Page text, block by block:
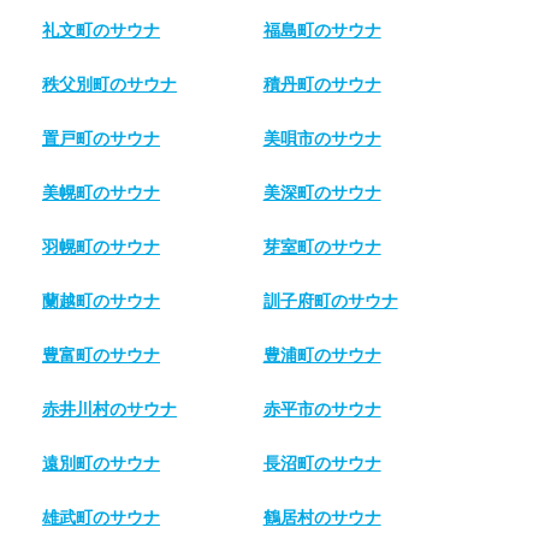
礼文町のサウナ 福島町のサウナ
秩父別町のサウナ 積丹町のサウナ
置戸町のサウナ 美唄市のサウナ
美幌町のサウナ 美深町のサウナ
羽幌町のサウナ 芽室町のサウナ
蘭越町のサウナ 訓子府町のサウナ
豊富町のサウナ 豊浦町のサウナ
赤井川村のサウナ 赤平市のサウナ
遠別町のサウナ 長沼町のサウナ
雄武町のサウナ 鶴居村のサウナ